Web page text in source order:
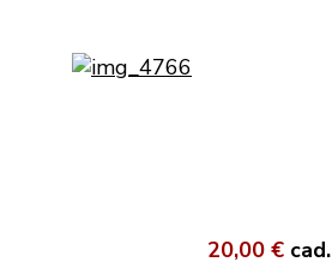
20,00 € cad.